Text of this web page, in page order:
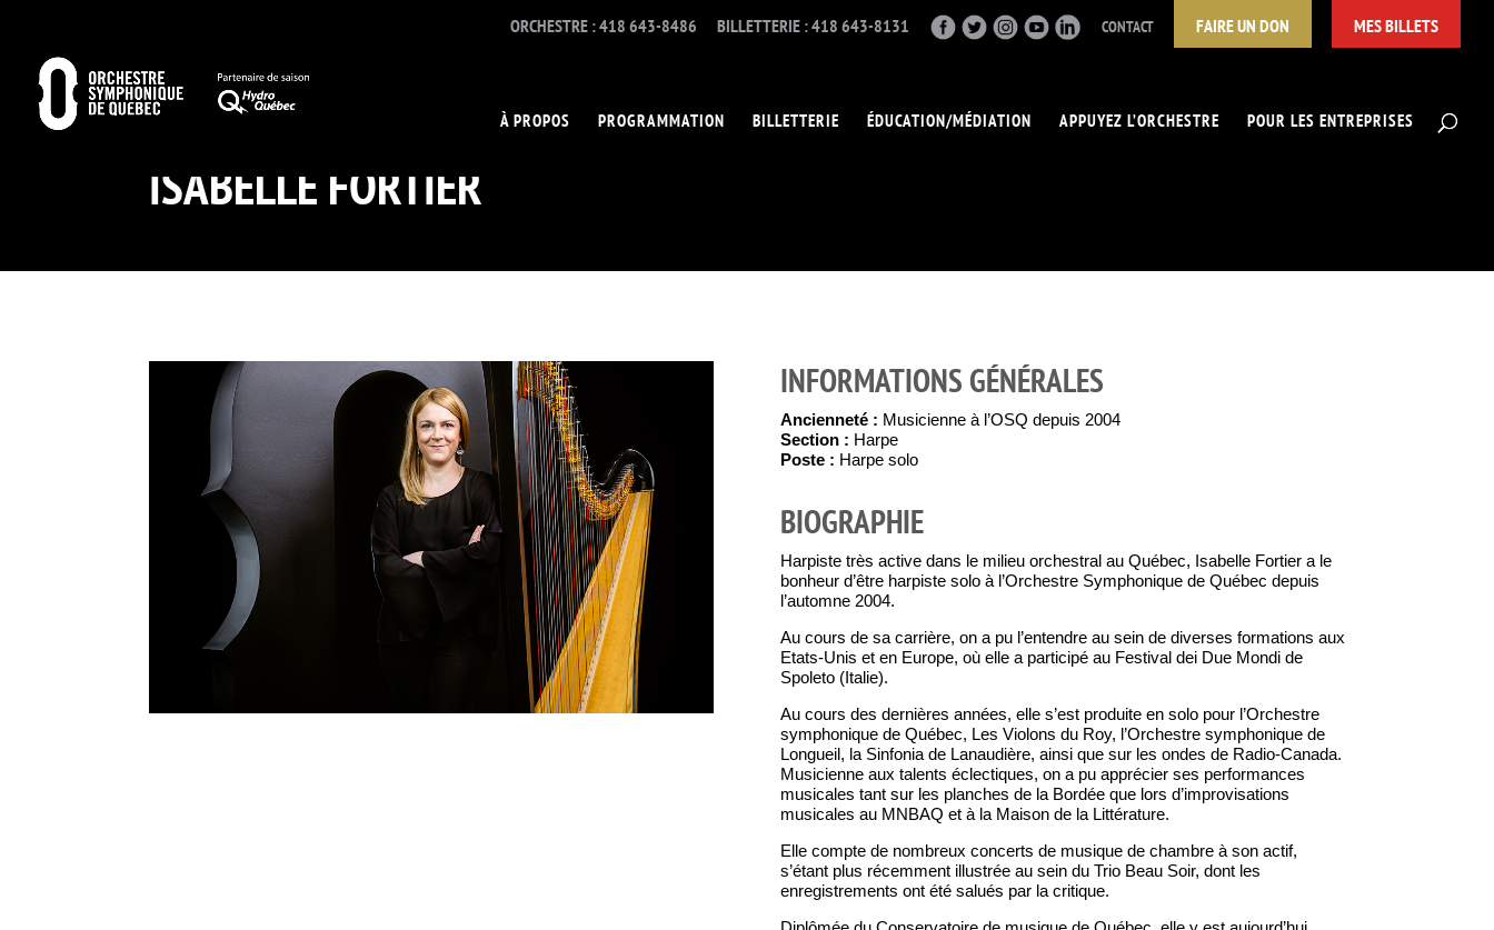
ORCHESTRE : 418 643-8486 BILLETTERIE : 418 643-8131 CONTACT FAIRE UN DON MES BILLETS
À PROPOS PROGRAMMATION BILLETTERIE ÉDUCATION/MÉDIATION APPUYEZ L’ORCHESTRE POUR LES ENTREPRISES
ISABELLE FORTIER
INFORMATIONS GÉNÉRALES
Ancienneté : Musicienne à l’OSQ depuis 2004
Section : Harpe
Poste : Harpe solo
BIOGRAPHIE
Harpiste très active dans le milieu orchestral au Québec, Isabelle Fortier a le
bonheur d’être harpiste solo à l’Orchestre Symphonique de Québec depuis
l’automne 2004.
Au cours de sa carrière, on a pu l’entendre au sein de diverses formations aux
Etats-Unis et en Europe, où elle a participé au Festival dei Due Mondi de
Spoleto (Italie).
Au cours des dernières années, elle s’est produite en solo pour l’Orchestre
symphonique de Québec, Les Violons du Roy, l’Orchestre symphonique de
Longueil, la Sinfonia de Lanaudière, ainsi que sur les ondes de Radio-Canada.
Musicienne aux talents éclectiques, on a pu apprécier ses performances
musicales tant sur les planches de la Bordée que lors d’improvisations
musicales au MNBAQ et à la Maison de la Littérature.
Elle compte de nombreux concerts de musique de chambre à son actif,
s’étant plus récemment illustrée au sein du Trio Beau Soir, dont les
enregistrements ont été salués par la critique.